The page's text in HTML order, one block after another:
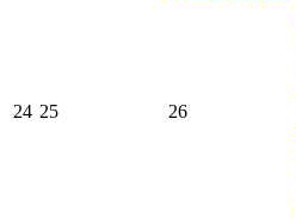
24 25 26